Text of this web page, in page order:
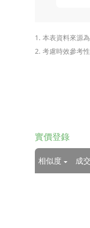
1. 本表資料來源
2. 考慮時效參考
實價登錄
相似度 成